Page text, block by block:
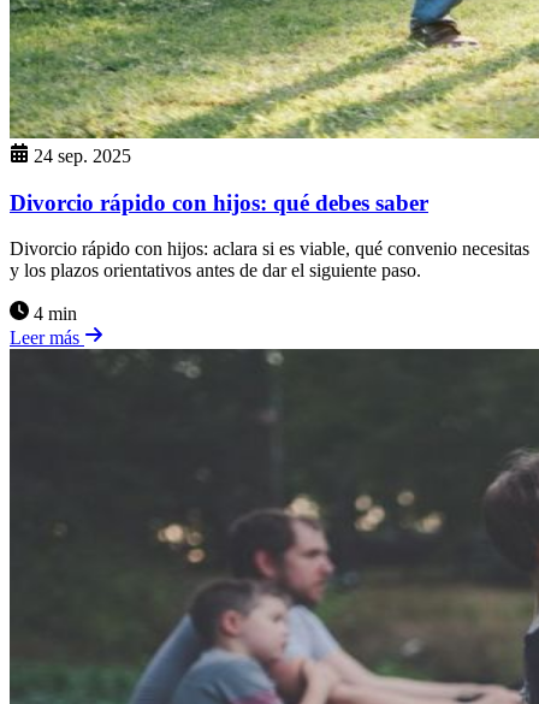
24 sep. 2025
Divorcio rápido con hijos: qué debes saber
Divorcio rápido con hijos: aclara si es viable, qué convenio necesitas
y los plazos orientativos antes de dar el siguiente paso.
4 min
Leer más